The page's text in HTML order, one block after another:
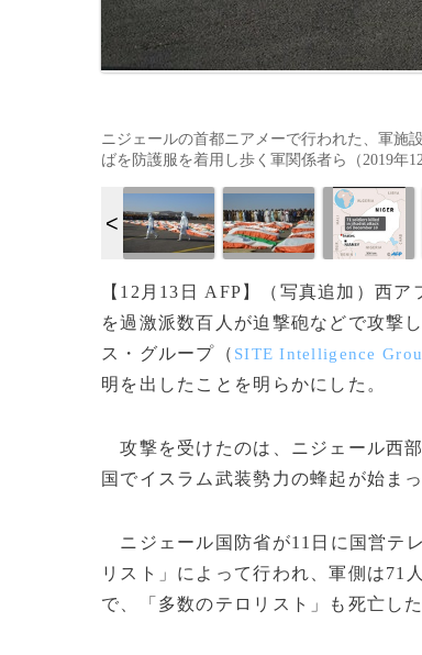
ニジェールの首都ニアメーで行われた、軍施
ばを防護服を着用し歩く軍関係者ら（2019年
【12月13日 AFP】（写真追加）西
を過激派数百人が迫撃砲などで攻撃
ス・グループ（ SITE Intelligence
明を出したことを明らかにした。
攻撃を受けたのは、ニジェール西
国でイスラム武装勢力の蜂起が始ま
ニジェール国防省が11日に国営テ
リスト」によって行われ、軍側は71
で、「多数のテロリスト」も死亡した